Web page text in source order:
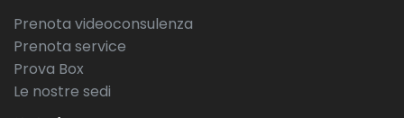
Prenota videoconsulenza
Prenota service
Prova Box
Le nostre sedi